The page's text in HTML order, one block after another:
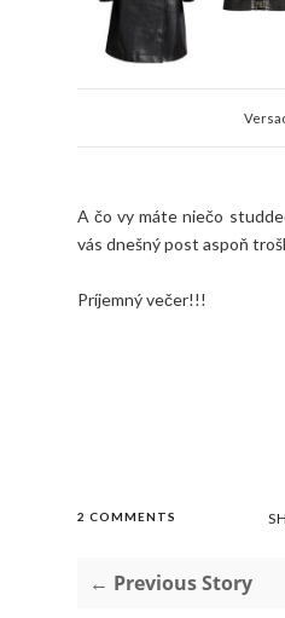
A čo vy máte niečo
vás dnešný post aspoň
Príjemný večer!!!
2 COMMENTS
← Previous Story